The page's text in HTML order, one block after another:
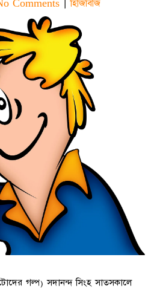
Comments |হিজিবিজি
গল্প) সদানন্দ সিংহ সাতসকালে